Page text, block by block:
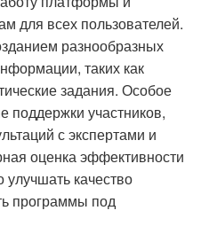
для всех пользователей.
разнообразных
таких как
задания. Особое
поддержки участников,
с экспертами и
оценка эффективности
улучшать качество
программы под